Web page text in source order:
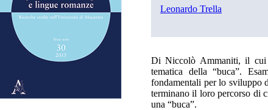
Leonardo Trella
Di Niccolò Ammaniti, il cui
tematica della “buca”.
fondamentali per lo sviluppo
terminano il loro percorso di
una “buca”.